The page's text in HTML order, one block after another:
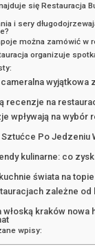
się Restauracja
i sery
można zamówić w
organizuje
wyjątkowa
recenzje na
wpływają na wybór
Sztućce Po Jedzeniu
kulinarne: co
świata na
zależne
włoską kraków nowa
wpisy: